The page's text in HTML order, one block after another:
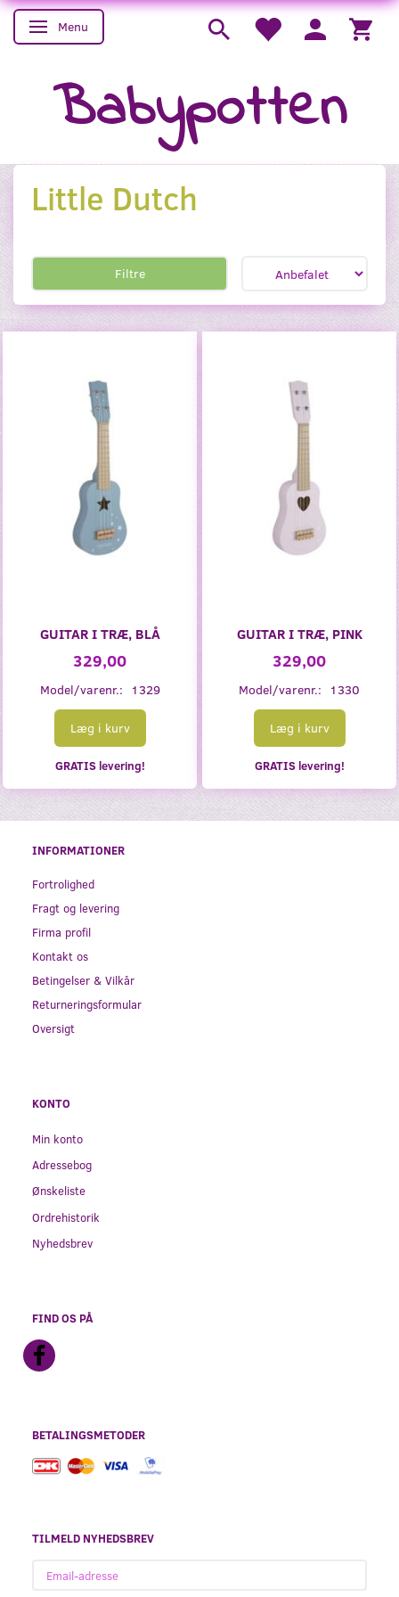
Skifte navigation
Menu
Babypotten
Little Dutch
Filtre
GUITAR I TRÆ, BLÅ
329,00
Model/varenr.: 1329
Læg i kurv
GRATIS levering!
GUITAR I TRÆ, PINK
329,00
Model/varenr.: 1330
Læg i kurv
GRATIS levering!
INFORMATIONER
Fortrolighed
Fragt og levering
Firma profil
Kontakt os
Betingelser & Vilkår
Returneringsformular
Oversigt
KONTO
Min konto
Adressebog
Ønskeliste
Ordrehistorik
Nyhedsbrev
FIND OS PÅ
BETALINGSMETODER
TILMELD NYHEDSBREV
adresse